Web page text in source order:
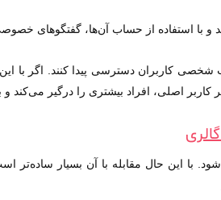
با استفاده از حساب آن‌ها، گفتگوهای
کاربران دسترسی پیدا کنند. اگر با
کاربر اصلی، افراد بیشتری را درگیر می‌کند
با این حال مقابله با آن بسیار ساده‌تر